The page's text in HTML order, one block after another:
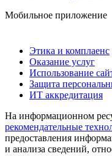
Мобильное приложение
Этика и комплаенс
Оказание услуг
Использование
Защита
ИТ аккредитация
На информационном
рекомендательные
предоставления
и анализа сведений,